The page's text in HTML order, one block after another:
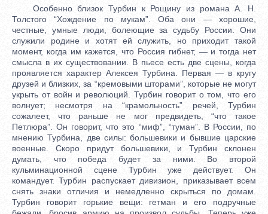
Особенно близок Турбин к Рощину из романа А. Н.
Толстого “Хождение по мукам”. Оба они — хорошие,
честные, умные люди, болеющие за судьбу России. Они
служили родине и хотят ей служить, но приходит такой
момент, когда им кажется, что Россия гибнет, — и тогда нет
смысла в их существовании. В пьесе есть две сцены, когда
проявляется характер Алексея Турбина. Первая — в кругу
друзей и близких, за “кремовыми шторами”, которые не могут
укрыть от войн и революций. Турбин говорит о том, что его
волнует; несмотря на “крамольность” речей, Турбин
сожалеет, что раньше не мог предвидеть, “что такое
Петлюра”. Он говорит, что это “миф”, “туман”. В России, по
мнению Турбина, две силы: большевики и бывшие царские
военные. Скоро придут большевики, и Турбин склонен
думать, что победа будет за ними. Во второй
кульминационной сцене Турбин уже действует. Он
командует. Турбин распускает дивизион, приказывает всем
снять знаки отличия и немедленно скрыться по домам.
Турбин говорит горькие вещи: гетман и его подручные